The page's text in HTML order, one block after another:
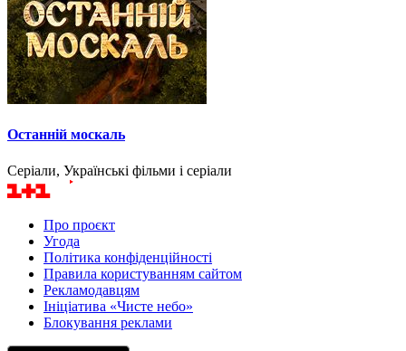
Останній москаль
Серіали, Українські фільми і серіали
Про проєкт
Угода
Політика конфіденційності
Правила користуванням сайтом
Рекламодавцям
Ініціатива «Чисте небо»
Блокування реклами